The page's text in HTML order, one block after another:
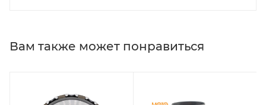
Вам также может понравиться